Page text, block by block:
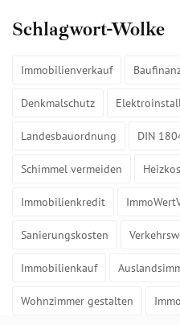
Schlagwort-Wolke
Immobilienverkauf
Denkmalschutz
Landesbauordnung DIN
Schimmel vermeiden
Immobilienkredit
Sanierungskosten
Immobilienkauf
Wohnzimmer gestalten